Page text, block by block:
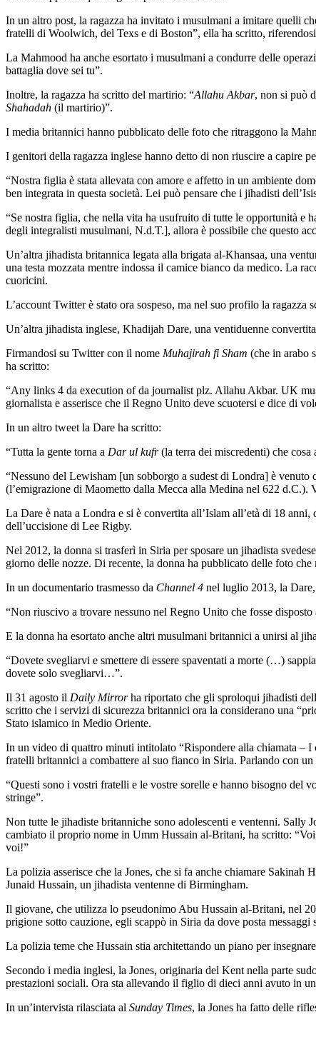
In un altro post, la ragazza ha invitato i musulmani a imitare quelli
fratelli di Woolwich, del Texs e di Boston”, ella ha scritto,
La Mahmood ha anche esortato i musulmani a condurre delle
battaglia dove sei tu”.
Inoltre, la ragazza ha scritto del martirio: “Allahu Akbar, non si può
Shahadah (il martirio)”.
I media britannici hanno pubblicato delle foto che ritraggono la
I genitori della ragazza inglese hanno detto di non riuscire a capire
“Nostra figlia è stata allevata con amore e affetto in un ambiente
ben integrata in questa società. Lei può pensare che i jihadisti
“Se nostra figlia, che nella vita ha usufruito di tutte le opportunità e
degli integralisti musulmani, N.d.T.], allora è possibile che questo
Un’altra jihadista britannica legata alla brigata al-Khansaa, una
una testa mozzata mentre indossa il camice bianco da medico. La
cuoricini.
L’account Twitter è stato ora sospeso, ma nel suo profilo la
Un’altra jihadista inglese, Khadijah Dare, una ventiduenne
Firmandosi su Twitter con il nome Muhajirah fi Sham (che in arabo
ha scritto:
“Any links 4 da execution of da journalist plz. Allahu Akbar. UK
giornalista e asserisce che il Regno Unito deve scuotersi e dice di
In un altro tweet la Dare ha scritto:
“Tutta la gente torna a Dar ul kufr(la terra dei miscredenti) che
“Nessuno del Lewisham [un sobborgo a sudest di Londra] è
(l’emigrazione di Maometto dalla Mecca alla Medina nel 622 d.C.).
La Dare è nata a Londra e si è convertita all’Islam all’età di 18
dell’uccisione di Lee Rigby.
Nel 2012, la donna si trasferì in Siria per sposare un jihadista
giorno delle nozze. Di recente, la donna ha pubblicato delle foto
In un documentario trasmesso da Channel 4 nel luglio 2013, la
“Non riuscivo a trovare nessuno nel Regno Unito che fosse
E la donna ha esortato anche altri musulmani britannici a unirsi al
“Dovete svegliarvi e smettere di essere spaventati a morte (…)
dovete solo svegliarvi…”.
Il 31 agosto il Daily Mirrorha riportato che gli sproloqui jihadisti
scritto che i servizi di sicurezza britannici ora la considerano una
Stato islamico in Medio Oriente.
In un video di quattro minuti intitolato “Rispondere alla chiamata – I
fratelli britannici a combattere al suo fianco in Siria. Parlando con
“Questi sono i vostri fratelli e le vostre sorelle e hanno bisogno del
stringe”.
Non tutte le jihadiste britanniche sono adolescenti e ventenni. Sally
cambiato il proprio nome in Umm Hussain al-Britani, ha scritto:
voi!”
La polizia asserisce che la Jones, che si fa anche chiamare
Junaid Hussain, un jihadista ventenne di Birmingham.
Il giovane, che utilizza lo pseudonimo Abu Hussain al-Britani, nel
prigione sotto cauzione, egli scappò in Siria da dove posta
La polizia teme che Hussain stia architettando un piano per
Secondo i media inglesi, la Jones, originaria del Kent nella parte
prestazioni sociali. Ora sta allevando il figlio di dieci anni avuto in
In un’intervista rilasciata al Sunday Times, la Jones ha fatto delle